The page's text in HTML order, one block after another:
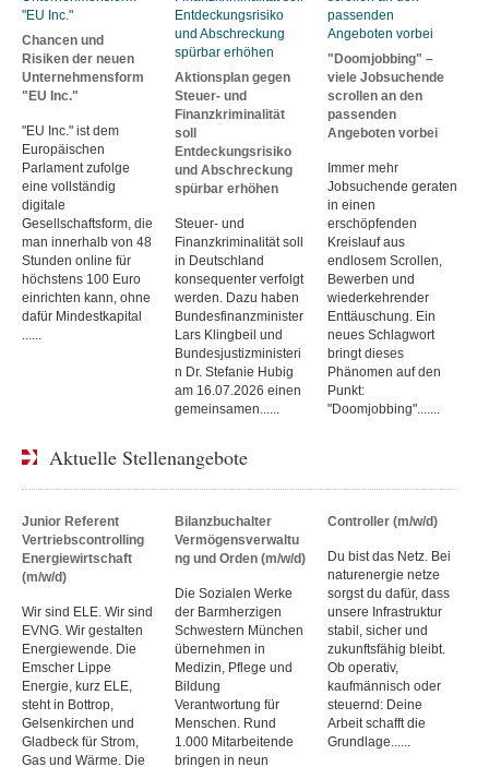
Chancen und
Risiken der neuen
Unternehmensform
"EU Inc."
"EU Inc." ist dem
Europäischen
Parlament zufolge
eine vollständig
digitale
Gesellschaftsform, die
man innerhalb von 48
Stunden online für
höchstens 100 Euro
einrichten kann, ohne
dafür Mindestkapital
Aktionsplan gegen
Steuer- und
Finanzkriminalität
soll
Entdeckungsrisiko
und Abschreckung
spürbar erhöhen
Steuer- und
Finanzkriminalität soll
in Deutschland
konsequenter verfolgt
werden. Dazu haben
Bundesfinanzminister
Lars Klingbeil und
Bundesjustizministeri
n Dr. Stefanie Hubig
am 16.07.2026 einen
gemeinsamen......
"Doomjobbing" –
viele Jobsuchende
scrollen an den
passenden
Angeboten vorbei
Immer mehr
Jobsuchende geraten
in einen
erschöpfenden
Kreislauf aus
endlosem Scrollen,
Bewerben und
wiederkehrender
Enttäuschung. Ein
neues Schlagwort
bringt dieses
Phänomen auf den
Punkt:
"Doomjobbing".......
Aktuelle Stellenangebote
Junior Referent
Vertriebscontrolling
Energiewirtschaft
(m/w/d)
Wir sind ELE. Wir sind
EVNG. Wir gestalten
Energiewende. Die
Emscher Lippe
Energie, kurz ELE,
steht in Bottrop,
Gelsenkirchen und
Gladbeck für Strom,
Gas und Wärme. Die
Bilanzbuchalter
Vermögensverwaltu
ng und Orden (m/w/d)
Die Sozialen Werke
der Barmherzigen
Schwestern München
übernehmen in
Medizin, Pflege und
Bildung
Verantwortung für
Menschen. Rund
1.000 Mitarbeitende
bringen in neun
Controller (m/w/d)
Du bist das Netz. Bei
naturenergie netze
sorgst du dafür, dass
unsere Infrastruktur
stabil, sicher und
zukunftsfähig bleibt.
Ob operativ,
kaufmännisch oder
steuernd: Deine
Arbeit schafft die
Grundlage......